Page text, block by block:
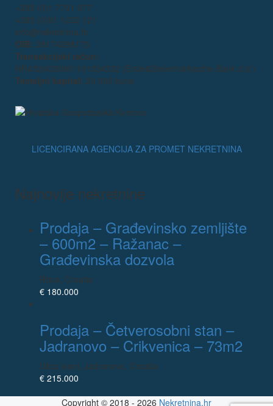
+385 (0)1 7701 077
+385 (0)91 1222 121
info@nekretnina.hr
OIB: 39174298175
Transakcijski račun:
HR4324020061101024332 (Erste&Steiermärkische Bank d.d. )
Temeljni kapital: 20 000 kuna
LICENCIRANA AGENCIJA ZA PROMET NEKRETNINA
Najnovije nekretnine
Prodaja – Građevinsko zemljište
– 600m2 – Ražanac –
Građevinska dozvola
Rtina, Croatia
€ 180.000
Prodaja – Četverosobni stan –
Jadranovo – Crikvenica – 73m2
Ulica Ivani, Jadranovo, Croatia
€ 215.000
Copyright © 2018 - 2026 Nekretnina.hr